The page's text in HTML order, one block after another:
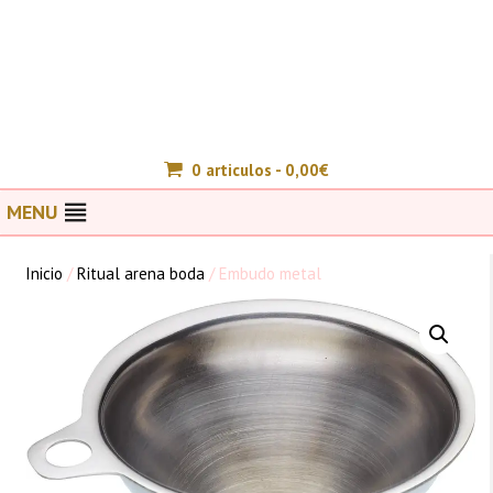
0 articulos - 0,00€
MENU
Inicio /Ritual arena boda / Embudo metal